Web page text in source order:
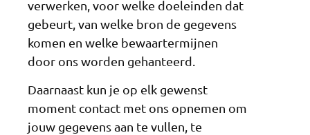
verwerken, voor welke doeleinden dat
gebeurt, van welke bron de gegevens
komen en welke bewaartermijnen
door ons worden gehanteerd.
Daarnaast kun je op elk gewenst
moment contact met ons opnemen om
jouw gegevens aan te vullen, te